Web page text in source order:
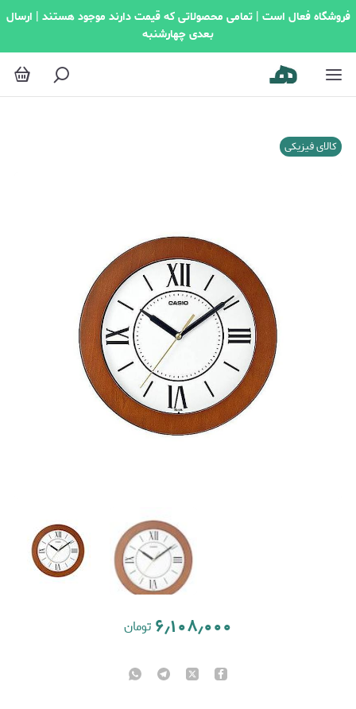
فروشگاه فعال است | تمامی محصولاتی که قیمت دارند موجود هستند | ارسال
بعدی چهارشنبه
کالای فیزیکی
۶٫۱۰۸٫۰۰۰ تومان